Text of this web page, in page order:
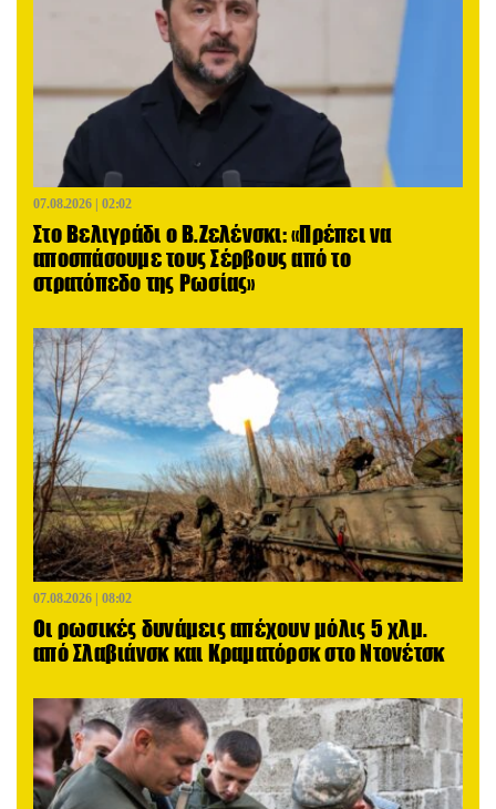
07.08.2026 | 02:02
Στο Βελιγράδι ο Β.Ζελένσκι: «Πρέπει να
αποσπάσουμε τους Σέρβους από το
στρατόπεδο της Ρωσίας»
07.08.2026 | 08:02
Οι ρωσικές δυνάμεις απέχουν μόλις 5 χλμ.
από Σλαβιάνσκ και Κραματόρσκ στο Ντονέτσκ